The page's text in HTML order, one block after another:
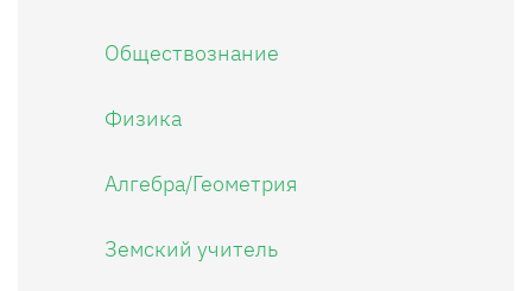
Обществознание
Физика
Алгебра/Геометрия
Земский учитель